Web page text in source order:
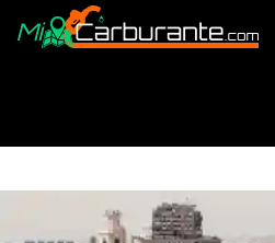
ABIERTAS 24H